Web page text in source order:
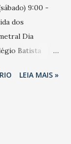
Moreira,
112 Seção:
irá
11 horas
9:00 -
dos
Dia
Batista
LEIA MAIS »